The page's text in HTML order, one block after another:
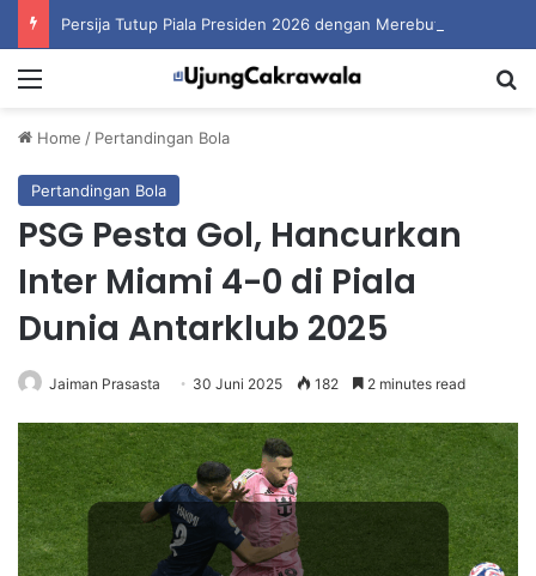
Home / Pertandingan Bola
Pertandingan Bola
PSG Pesta Gol, Hancurkan
Inter Miami 4-0 di Piala
Dunia Antarklub 2025
Jaiman Prasasta 30 Juni 2025 182 2 minutes read